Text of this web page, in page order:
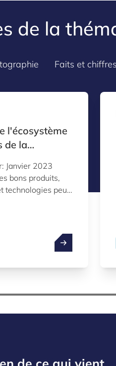
de la
Faits et chiffres
l'écosystème
de la
Janvier 2023
bons produits,
technologies peut